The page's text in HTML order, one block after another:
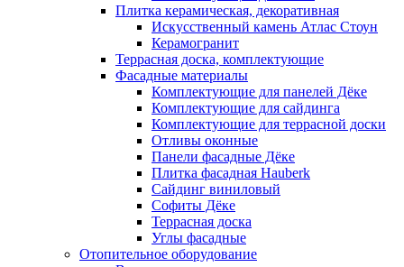
Плитка керамическая, декоративная
Искусственный камень Атлас Стоун
Керамогранит
Террасная доска, комплектующие
Фасадные материалы
Комплектующие для панелей Дёке
Комплектующие для сайдинга
Комплектующие для террасной доски
Отливы оконные
Панели фасадные Дёке
Плитка фасадная Hauberk
Сайдинг виниловый
Софиты Дёке
Террасная доска
Углы фасадные
Отопительное оборудование